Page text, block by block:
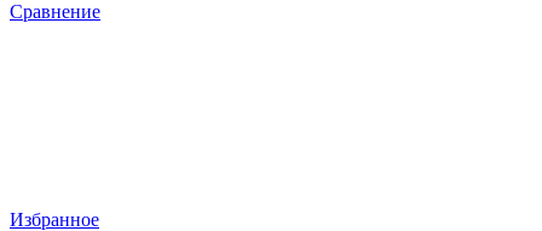
Сравнение
Избранное